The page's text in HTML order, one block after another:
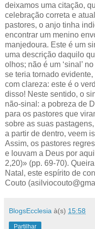
deixamos uma citação,
celebração correta e
pastores, o anjo tinha
encontrar um menino
manjedoura. Este é um
uma descrição daquilo
olhos; não é um ‘sinal’
se teria tornado
com clareza: este é o
disso! Neste sentido, o
não-sinal: a pobreza de
para os pastores que
sobre as suas
a partir de dentro, veem
Assim, os pastores
e louvam a Deus por
2,20)» (pp. 69-70).
Natal, este espírito de
Couto
BlogsEcclesia à(s) 15:58
Partilhar